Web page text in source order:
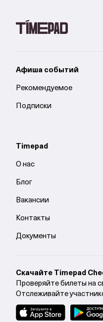
Афиша событий
Рекомендуемое
Подписки
Timepad
О нас
Блог
Вакансии
Контакты
Документы
Cкачайте Timepad
Проверяйте билеты на
Отслеживайте